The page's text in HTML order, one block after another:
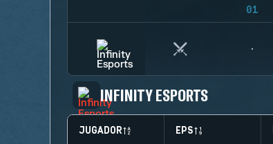
01
INFINITY ESPORTS
JUGADOR EPS